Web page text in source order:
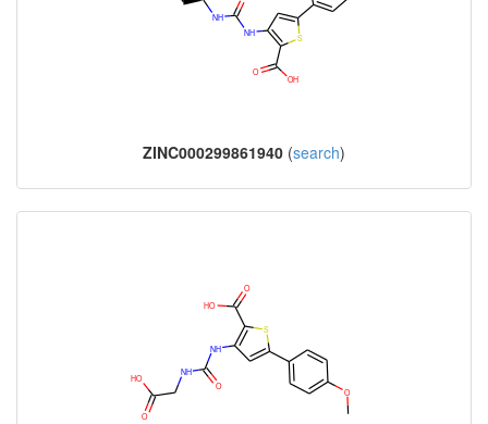
ZINC000299861940 (search)